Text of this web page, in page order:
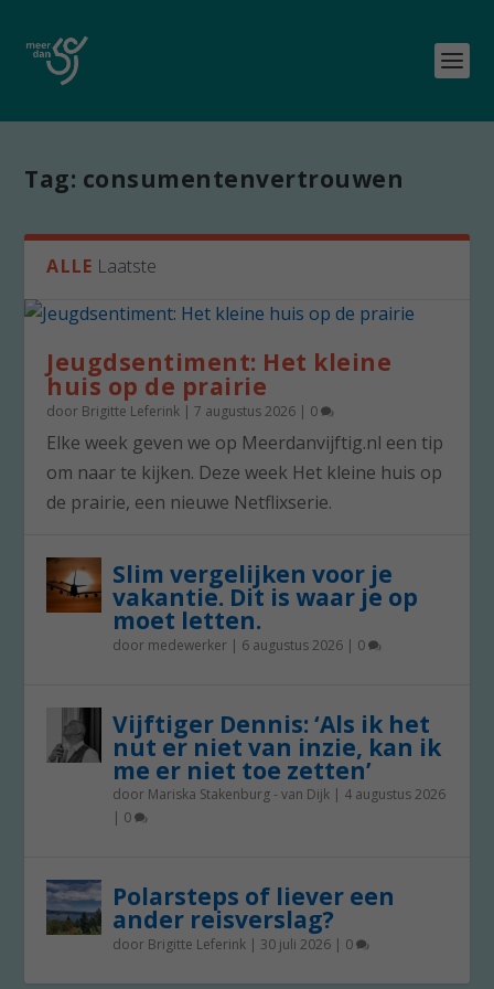
Tag: consumentenvertrouwen
ALLE Laatste
Jeugdsentiment: Het kleine
huis op de prairie
door Brigitte Leferink |7 augustus 2026 | 0
Elke week geven we op Meerdanvijftig.nl een tip
om naar te kijken. Deze week Het kleine huis op
de prairie, een nieuwe Netflixserie.
Slim vergelijken voor je
vakantie. Dit is waar je op
moet letten.
door medewerker | 6 augustus 2026 | 0
Vijftiger Dennis: ‘Als ik het
nut er niet van inzie, kan ik
me er niet toe zetten’
door Mariska Stakenburg - van Dijk | 4 augustus 2026
| 0
Polarsteps of liever een
ander reisverslag?
door Brigitte Leferink | 30 juli 2026 | 0